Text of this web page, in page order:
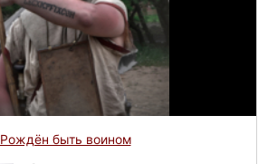
Рождён быть воином